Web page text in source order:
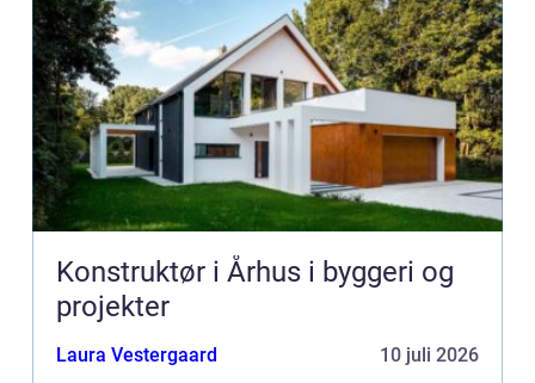
Konstruktør i Århus i byggeri og
projekter
Laura Vestergaard 10 juli 2026